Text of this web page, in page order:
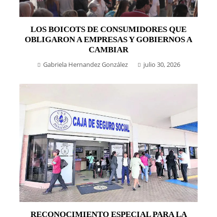
LOS BOICOTS DE CONSUMIDORES QUE
OBLIGARON A EMPRESAS Y GOBIERNOS A
CAMBIAR
Gabriela Hernandez González julio 30, 2026
RECONOCIMIENTO ESPECIAL PARA LA